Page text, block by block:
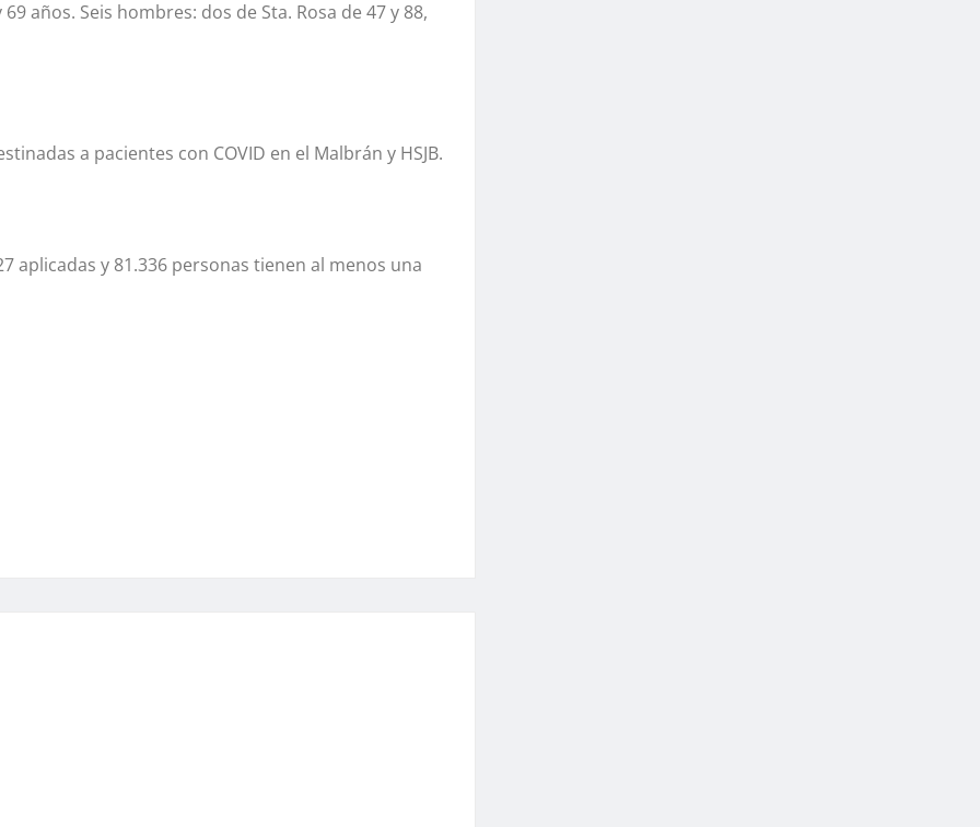
años. Seis hombres: dos de Sta. Rosa de 47 y 88,
a pacientes con COVID en el Malbrán y HSJB.
aplicadas y 81.336 personas tienen al menos una